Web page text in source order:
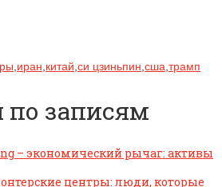
иран китай си цзиньпин сша трамп
по записям
– экономический рычаг: активы
центры: люди, которые